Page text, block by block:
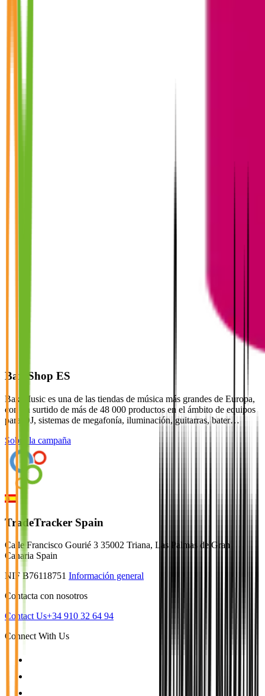
Bax-Shop ES
Bax Music es una de las tiendas de música más grandes de Europa,
con un surtido de más de 48 000 productos en el ámbito de equipos
para DJ, sistemas de megafonía, iluminación, guitarras, bater…
Sobre la campaña
TradeTracker Spain
Calle Francisco Gourié 3 35002 Triana, Las Palmas de Gran
Canaria Spain
NIF B76118751 Información general
Contacta con nosotros
Contact Us+34 910 32 64 94
Connect With Us